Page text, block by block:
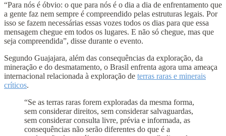
“Para nós é óbvio: o que para nós é o dia a dia de enfrentamento que
a gente faz nem sempre é compreendido pelas estruturas legais. Por
isso se fazem necessárias essas vozes todos os dias para que essa
mensagem chegue em todos os lugares. E não só chegue, mas que
seja compreendida”, disse durante o evento.
Segundo Guajajara, além das consequências da exploração, da
mineração e do desmatamento, o Brasil enfrenta agora uma ameaça
internacional relacionada à exploração de terras raras e minerais
críticos.
“Se as terras raras forem exploradas da mesma forma,
sem considerar direitos, sem considerar salvaguardas,
sem considerar consulta livre, prévia e informada, as
consequências não serão diferentes do que é a